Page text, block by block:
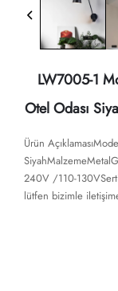
LW7005-1
Otel Odası
Ürün
240V /110-
lütfen bizimle